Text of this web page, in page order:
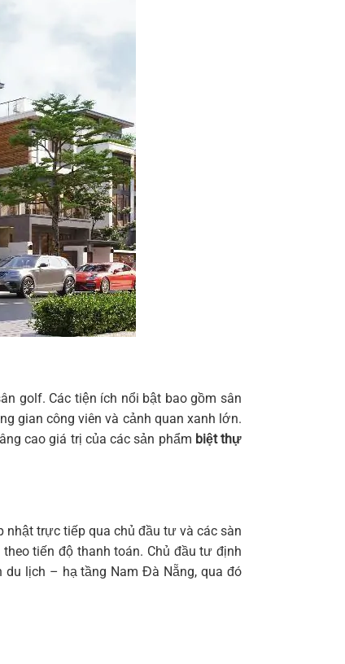
golf. Các tiện ích nổi bật bao gồm sân
gian công viên và cảnh quan xanh lớn.
cao giá trị của các sản phẩm biệt thự
trực tiếp qua chủ đầu tư và các sàn
tiến độ thanh toán. Chủ đầu tư định
lịch – hạ tầng Nam Đà Nẵng, qua đó